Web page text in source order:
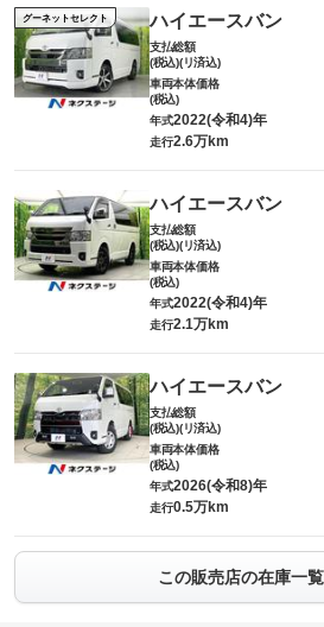
グーネットセレクト ハイエースバン
支払総額
(税込)(リ済込)
車両本体価格
(税込)
年式2022(令和4)年
走行2.6万km
ハイエースバン
支払総額
(税込)(リ済込)
車両本体価格
(税込)
年式2022(令和4)年
走行2.1万km
ハイエースバン
支払総額
(税込)(リ済込)
車両本体価格
(税込)
年式2026(令和8)年
走行0.5万km
この販売店の在庫一